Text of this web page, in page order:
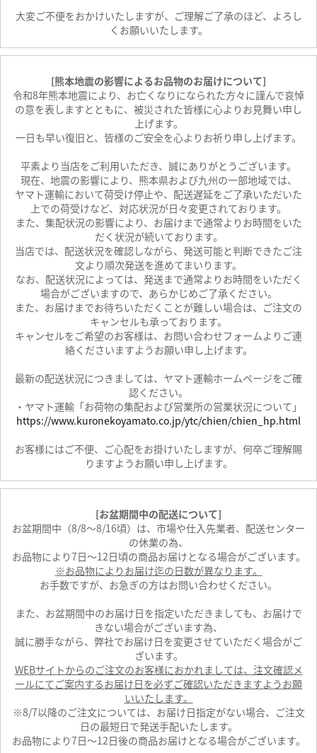
大変ご不便をおかけいたしますが、ご理解ご了承のほど、よろし
くお願いいたします。
[熊本地震の影響によるお品物のお届けについて]
令和8年熊本地震により、お亡くなりになられた方々に謹んで哀悼
の意を表しますとともに、被災された皆様に心よりお見舞い申し
上げます。
一日も早い復旧と、皆様のご安全を心よりお祈り申し上げます。
平素より当店をご利用いただき、誠にありがとうございます。
現在、地震の影響により、熊本県および九州の一部地域では、
ヤマト運輸において荷受け停止や、配送遅延をご了承いただいた
上での荷受けなど、対応状況が日々変更されております。
また、集配状況の影響により、お届けまで通常よりお時間をいた
だく状況が続いております。
当店では、配送状況を確認しながら、発送可能と判断できたご注
文より順次発送を進めてまいります。
なお、配送状況によっては、発送まで通常よりお時間をいただく
場合がございますので、あらかじめご了承ください。
また、お届けまでお待ちいただくことが難しい場合は、ご注文の
キャンセルも承っております。
キャンセルをご希望のお客様は、お問い合わせフォームよりご連
絡くださいますようお願い申し上げます。
最新の配送状況につきましては、ヤマト運輸ホームページをご確
認ください。
・ヤマト運輸「お荷物の集配および営業所の営業状況について」
https://www.kuronekoyamato.co.jp/ytc/chien/chien_hp.html
お客様にはご不便、ご心配をお掛けいたしますが、何卒ご理解賜
りますようお願い申し上げます。
[お盆期間中の配送について]
お盆期間中（8/8～8/16頃）は、市場や仕入先業者、配送センター
の休業の為、
お品物により7日～12日頃の商品お届けとなる場合がございます。
※お品物によりお届け迄の日数が異なります。
お手数ですが、お急ぎの方はお問い合わせください。
また、お盆期間中のお届け日を指定いただきましても、お届けで
きない場合がございます為、
誠に勝手ながら、弊社でお届け日を変更させていただく場合がご
ざいます。
WEBサイトからのご注文のお客様におかれましては、注文確認メ
ールにてご案内するお届け日を必ずご確認いただきますようお願
いいたします。
※8/7以降のご注文については、お届け日指定がない場合、ご注文
日の最短日で発送手配いたします。
お品物により7日～12日後の商品お届けとなる場合がございます。